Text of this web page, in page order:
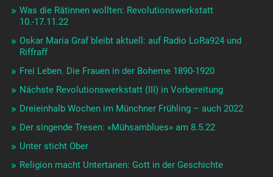
Was die Rätinnen wollten: Revolutionswerkstatt
10.-17.11.22
Oskar Maria Graf bleibt aktuell: auf Radio LoRa924 und
Riffraff
Frei Leben. Die Frauen in der Boheme 1890-1920
Nächste Revolutionswerkstatt (III) in Vorbereitung
Dreieinhalb Wochen im Münchner Frühling – auch 2022
Der singende Tresen: «Mühsamblues» am 8.5.22
Unter sticht Ober
Religion macht Untertanen: Gott in der Geschichte